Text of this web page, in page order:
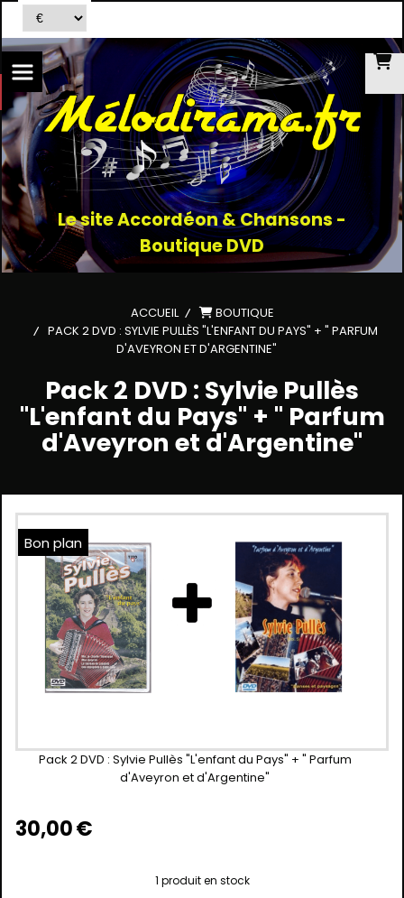
Le site Accordéon & Chansons -
Boutique DVD
ACCUEIL
BOUTIQUE
PACK 2 DVD : SYLVIE PULLÈS "L'ENFANT DU PAYS" + " PARFUM
D'AVEYRON ET D'ARGENTINE"
Pack 2 DVD : Sylvie Pullès
"L'enfant du Pays" + " Parfum
d'Aveyron et d'Argentine"
Bon plan
Pack 2 DVD : Sylvie Pullès "L'enfant du Pays" + " Parfum
d'Aveyron et d'Argentine"
30,00€
1 produit en stock